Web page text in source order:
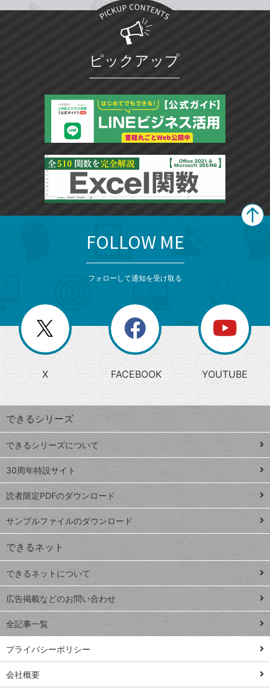
ピックアップ
じ
る
search
検
索
上
昇
ワ
ー
ド
Google
スプレ
ッドシ
ート
iPhone
VLOOKUP
close
閉じ
る
閉
じ
る
ー
か
ら
探
す
ト
ッ
プ
ペ
ジ
連載
Excel Q&A
トイアンナ流仕
事術
PowerAutomate
ではじめる業務
の完全自動化
AI議事録作成術
FOLLOW ME
フォローして通知を受け取る
X FACEBOOK YOUTUBE
できるシリーズ
できるシリーズについて
30周年特設サイト
読者限定PDFのダウンロード
サンプルファイルのダウンロード
できるネット
できるネットについて
広告掲載などのお問い合わせ
全記事一覧
プライバシーポリシー
会社概要